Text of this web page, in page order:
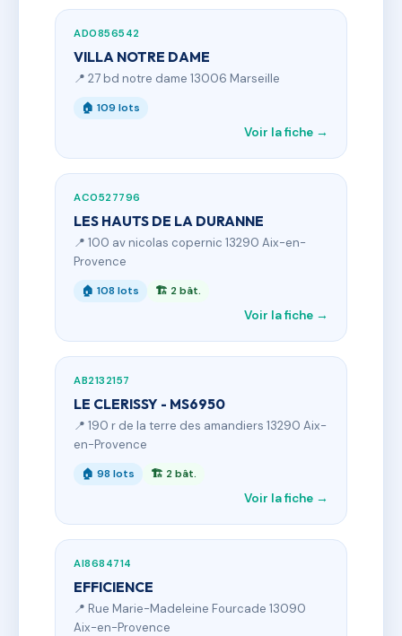
AD0856542
VILLA NOTRE DAME
📍 27 bd notre dame 13006 Marseille
🏠 109 lots
Voir la fiche →
AC0527796
LES HAUTS DE LA DURANNE
📍 100 av nicolas copernic 13290 Aix-en-
Provence
🏠 108 lots 🏗 2 bât.
Voir la fiche →
AB2132157
LE CLERISSY - MS6950
📍 190 r de la terre des amandiers 13290 Aix-
en-Provence
🏠 98 lots 🏗 2 bât.
Voir la fiche →
AI8684714
EFFICIENCE
📍 Rue Marie-Madeleine Fourcade 13090
Aix-en-Provence